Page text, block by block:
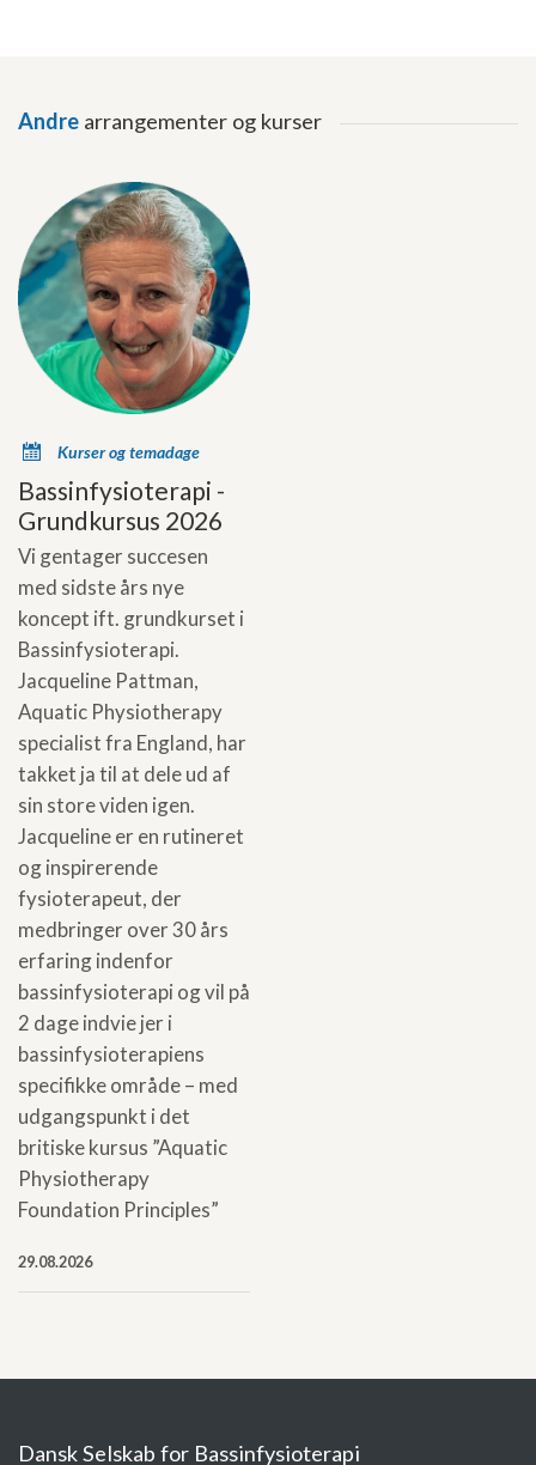
Andre arrangementer og kurser
x Kurser og temadage
Bassinfysioterapi -
Grundkursus 2026
Vi gentager succesen
med sidste års nye
koncept ift. grundkurset i
Bassinfysioterapi.
Jacqueline Pattman,
Aquatic Physiotherapy
specialist fra England, har
takket ja til at dele ud af
sin store viden igen.
Jacqueline er en rutineret
og inspirerende
fysioterapeut, der
medbringer over 30 års
erfaring indenfor
bassinfysioterapi og vil på
2 dage indvie jer i
bassinfysioterapiens
specifikke område – med
udgangspunkt i det
britiske kursus ”Aquatic
Physiotherapy
Foundation Principles”
29.08.2026
Dansk Selskab for Bassinfysioterapi